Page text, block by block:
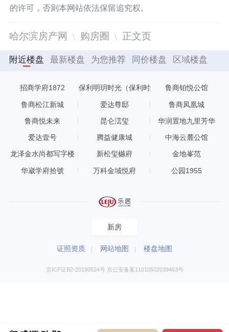
的许可，否则本网站依法保留追究权。
哈尔滨房产网 购房圈 正文页
附近楼盘 最新楼盘 为您推荐 同价楼盘 区域楼盘
招商学府1872
保利明玥时光（保利时
鲁商铂悦公馆
鲁商松江新城 爱达尊邸 鲁商凤凰城
鲁商悦未来 昆仑澐玺 华润置地九里芳华
爱达壹号 腾益健康城 中海云麓公馆
龙泽金水尚都写字楼 新松玺樾府 金地峯范
华崴学府拾號 万科金域悦府 公园1955
新房
证照资质 网站地图 楼盘地图
京ICP证B2-20180524号 京公安备案11010502039463号